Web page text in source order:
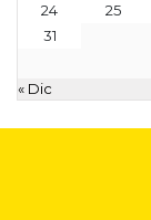
24
25
31
« Dic